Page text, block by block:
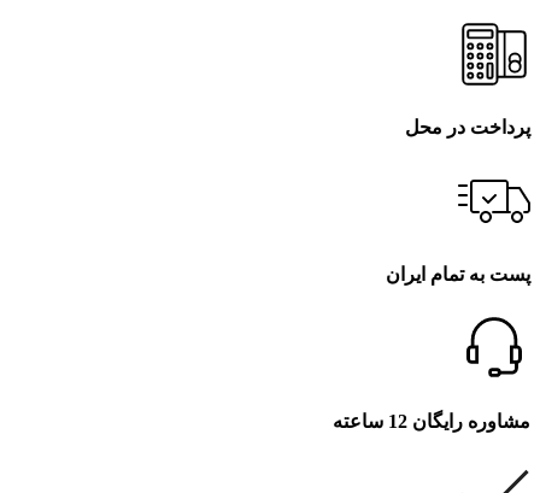
پرداخت در محل
پست به تمام ایران
مشاوره رایگان 12 ساعته